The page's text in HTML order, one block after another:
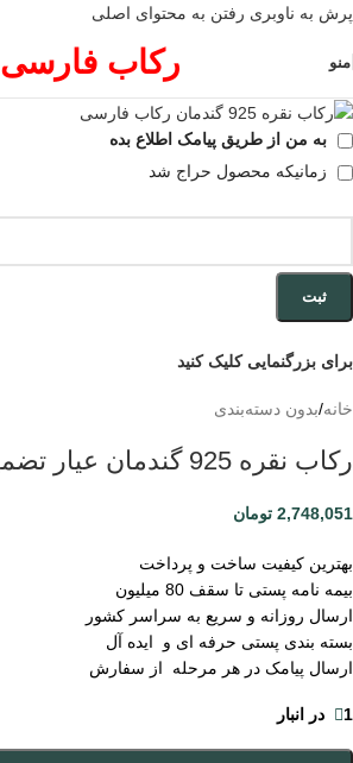
پرش به ناوبری رفتن به محتوای اصلی
منو رکاب فارسی
به من از طریق پیامک اطلاع بده
زمانیکه محصول حراج شد
ثبت
برای بزرگنمایی کلیک کنید
خانه/بدون دسته‌بندی
رکاب نقره 925 گندمان عیار تضمینی مردانه
2,748,051 تومان
بهترین کیفیت ساخت و پرداخت
بیمه نامه پستی تا سقف 80 میلیون
ارسال روزانه و سریع به سراسر کشور
بسته بندی پستی حرفه ای و ایده آل
ارسال پیامک در هر مرحله از سفارش
1 در انبار